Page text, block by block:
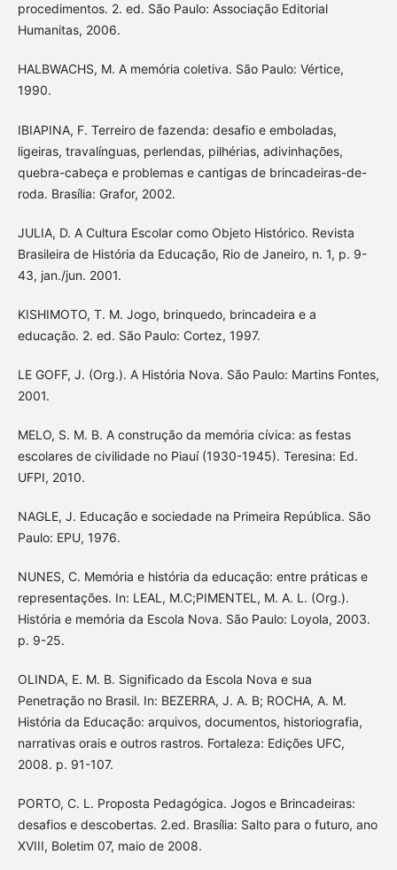
procedimentos. 2. ed. São Paulo: Associação Editorial
Humanitas, 2006.
HALBWACHS, M. A memória coletiva. São Paulo: Vértice,
1990.
IBIAPINA, F. Terreiro de fazenda: desafio e emboladas,
ligeiras, travalínguas, perlendas, pilhérias, adivinhações,
quebra-cabeça e problemas e cantigas de brincadeiras-de-
roda. Brasília: Grafor, 2002.
JULIA, D. A Cultura Escolar como Objeto Histórico. Revista
Brasileira de História da Educação, Rio de Janeiro, n. 1, p. 9-
43, jan./jun. 2001.
KISHIMOTO, T. M. Jogo, brinquedo, brincadeira e a
educação. 2. ed. São Paulo: Cortez, 1997.
LE GOFF, J. (Org.). A História Nova. São Paulo: Martins Fontes,
2001.
MELO, S. M. B. A construção da memória cívica: as festas
escolares de civilidade no Piauí (1930-1945). Teresina: Ed.
UFPI, 2010.
NAGLE, J. Educação e sociedade na Primeira República. São
Paulo: EPU, 1976.
NUNES, C. Memória e história da educação: entre práticas e
representações. In: LEAL, M.C;PIMENTEL, M. A. L. (Org.).
História e memória da Escola Nova. São Paulo: Loyola, 2003.
p. 9-25.
OLINDA, E. M. B. Significado da Escola Nova e sua
Penetração no Brasil. In: BEZERRA, J. A. B; ROCHA, A. M.
História da Educação: arquivos, documentos, historiografia,
narrativas orais e outros rastros. Fortaleza: Edições UFC,
2008. p. 91-107.
PORTO, C. L. Proposta Pedagógica. Jogos e Brincadeiras:
desafios e descobertas. 2.ed. Brasília: Salto para o futuro, ano
XVIII, Boletim 07, maio de 2008.